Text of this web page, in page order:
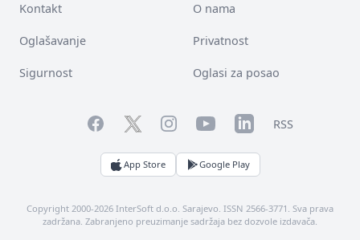
Kontakt O nama
Oglašavanje Privatnost
Sigurnost Oglasi za posao
FacebookTwitterInstagramYouTubeLinkedInRSS
App Store Google Play
Copyright 2000-2026 InterSoft d.o.o. Sarajevo. ISSN 2566-3771. Sva prava
zadržana. Zabranjeno preuzimanje sadržaja bez dozvole izdavača.